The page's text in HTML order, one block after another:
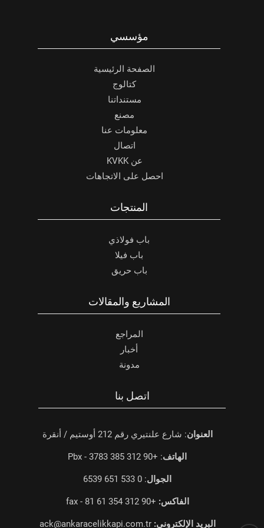
مؤسسي
الصفحة الرئيسية
كتالوج
مستنداتنا
مصنع
معلومات عنا
اتصال
عن KVKK
احصل على الاتجاهات
المنتجات
باب فولاذي
باب فيلا
باب حريق
المشاريع والمقالات
المراجع
أخبار
مدونة
اتصل بنا
العنوان: شارع علنتيري رقم 212 أوستيم / أنقرة
الهاتف: +90 312 385 3783 - Pbx
الجوال: 0 533 651 6539
الفاكس: +90 312 354 61 81 - fax
البريد الإلكتروني: ack@ankaracelikkapi.com.tr